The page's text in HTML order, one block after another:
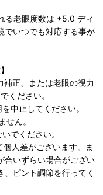
る老眼度数は +5.0 ディ
でいつでも対応する事が
正、または老眼の視力
ください。
中止してください。
せん。
でください。
人差がございます。ま
合いずらい場合がござい
ピント調節を行ってく